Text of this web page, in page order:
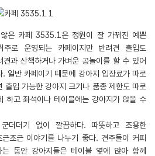
않은 카페 3535.1은 정원이 잘 가꿔진 예쁜
로 운영되는 카페이지만 반려견 출입도
과 산책하거나 가벼운 공놀이를 할 수 있어
일반 카페이기 때문에 강아지 입장료가 따로
출입 가능한 강아지 크기나 품종 제한도 따로
하고 좌석이나 테이블에는 강아지가 앉을 수
더더기 없이 깔끔하다. 따뜻하고 조용한
조근 이야기를 나누기 좋다. 견주들이 커피
동안 강아지들은 테이블 옆에 앉아 함께